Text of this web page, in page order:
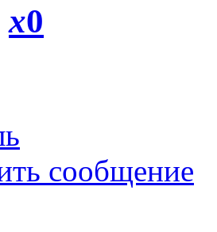
x0
сообщение